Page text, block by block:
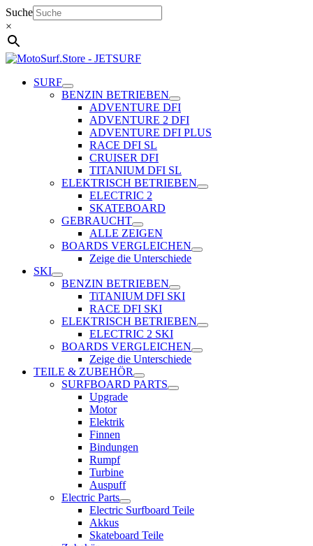
Zum
Inhalt
springen
Suche
×
SURF
BENZIN BETRIEBEN
ADVENTURE DFI
ADVENTURE 2 DFI
ADVENTURE DFI PLUS
RACE DFI SL
CRUISER DFI
TITANIUM DFI SL
ELEKTRISCH BETRIEBEN
ELECTRIC 2
SKATEBOARD
GEBRAUCHT
ALLE ZEIGEN
BOARDS VERGLEICHEN
Zeige die Unterschiede
SKI
BENZIN BETRIEBEN
TiTANIUM DFI SKI
RACE DFI SKI
ELEKTRISCH BETRIEBEN
ELECTRIC 2 SKI
BOARDS VERGLEICHEN
Zeige die Unterschiede
TEILE & ZUBEHÖR
SURFBOARD PARTS
Upgrade
Motor
Elektrik
Finnen
Bindungen
Rumpf
Turbine
Auspuff
Electric Parts
Electric Surfboard Teile
Akkus
Skateboard Teile